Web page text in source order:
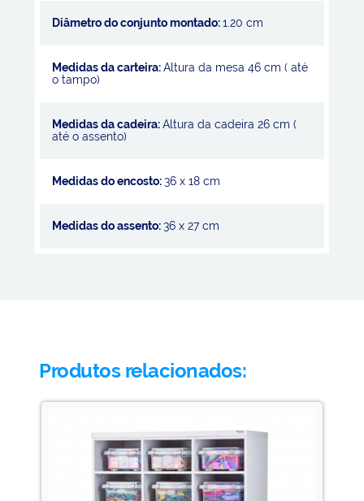
Diâmetro do conjunto montado:1.20 cm
Medidas da carteira:Altura da mesa 46 cm ( até
o tampo)
Medidas da cadeira:Altura da cadeira 26 cm (
até o assento)
Medidas do encosto:36 x 18 cm
Medidas do assento:36 x 27 cm
Produtos relacionados: